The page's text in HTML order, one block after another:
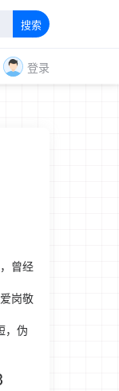
搜索
登录
曾经
岗敬
，伪